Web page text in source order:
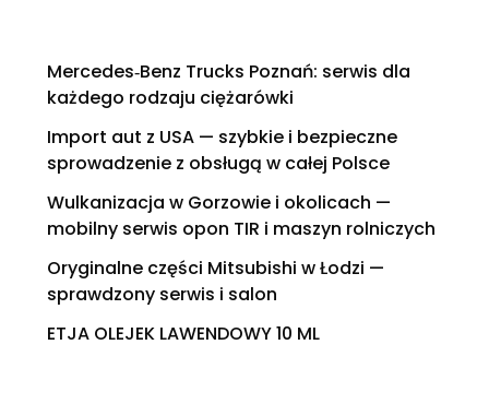
Mercedes‑Benz Trucks Poznań: serwis dla
każdego rodzaju ciężarówki
Import aut z USA — szybkie i bezpieczne
sprowadzenie z obsługą w całej Polsce
Wulkanizacja w Gorzowie i okolicach —
mobilny serwis opon TIR i maszyn rolniczych
Oryginalne części Mitsubishi w Łodzi —
sprawdzony serwis i salon
ETJA OLEJEK LAWENDOWY 10 ML